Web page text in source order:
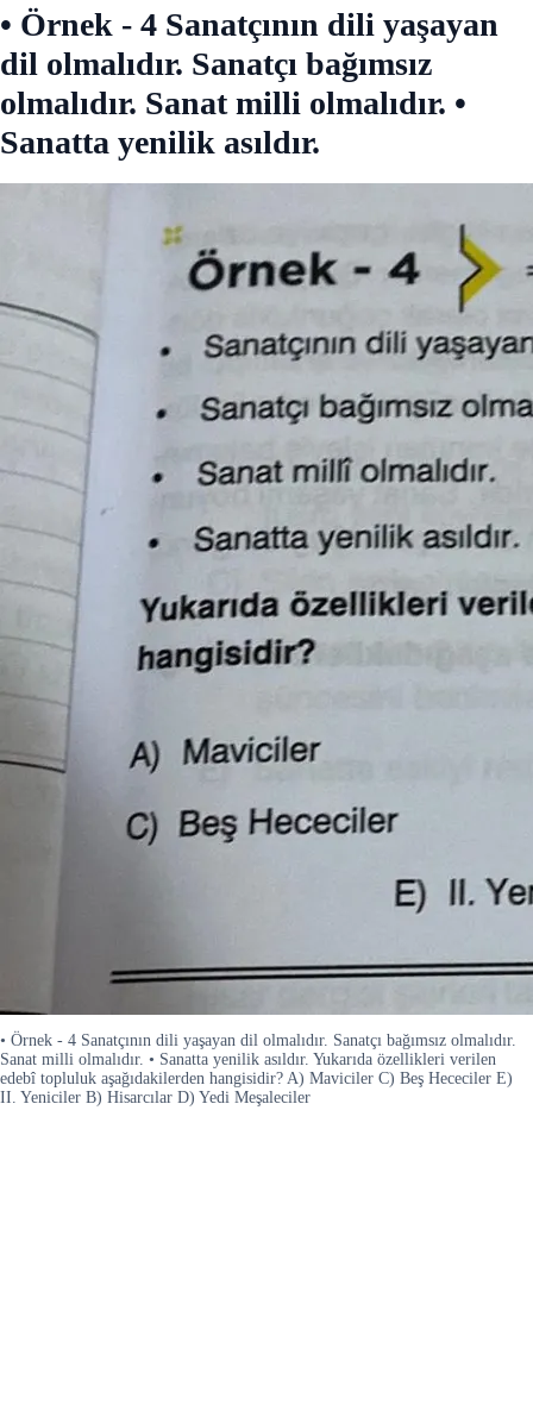
• Örnek - 4 Sanatçının dili yaşayan
dil olmalıdır. Sanatçı bağımsız
olmalıdır. Sanat milli olmalıdır. •
Sanatta yenilik asıldır.
• Örnek - 4 Sanatçının dili yaşayan dil olmalıdır. Sanatçı bağımsız olmalıdır.
Sanat milli olmalıdır. • Sanatta yenilik asıldır. Yukarıda özellikleri verilen
edebî topluluk aşağıdakilerden hangisidir? A) Maviciler C) Beş Hececiler E)
II. Yeniciler B) Hisarcılar D) Yedi Meşaleciler